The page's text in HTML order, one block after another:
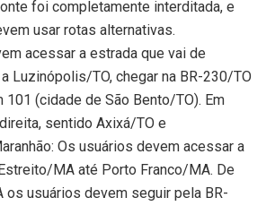
foi completamente interditada, e
usar rotas alternativas.
acessar a estrada que vai de
Luzinópolis/TO, chegar na BR-230/TO
101 (cidade de São Bento/TO). Em
sentido Axixá/TO e
Os usuários devem acessar a
MA até Porto Franco/MA. De
os usuários devem seguir pela BR-